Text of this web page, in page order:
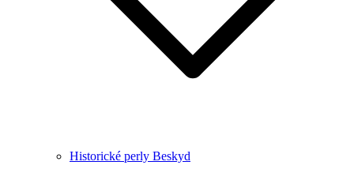
Historické perly Beskyd